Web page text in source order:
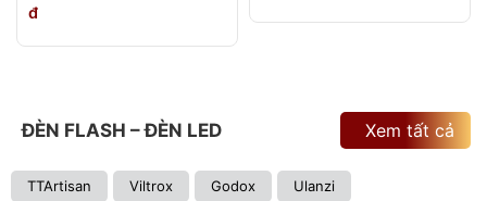
đ
ĐÈN FLASH – ĐÈN LED
TTArtisan Viltrox Godox Ulanzi
Xem tất cả